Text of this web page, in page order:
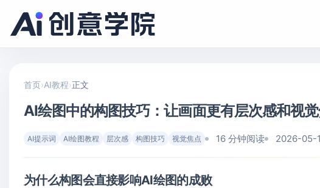
首页›AI教程›正文
AI绘图中的构图技巧：让画面更有层次感和视
AI提示词 AI绘图教程 层次感 构图技巧 视觉焦点 16 分钟阅读 2026-05-
为什么构图会直接影响AI绘图的成败